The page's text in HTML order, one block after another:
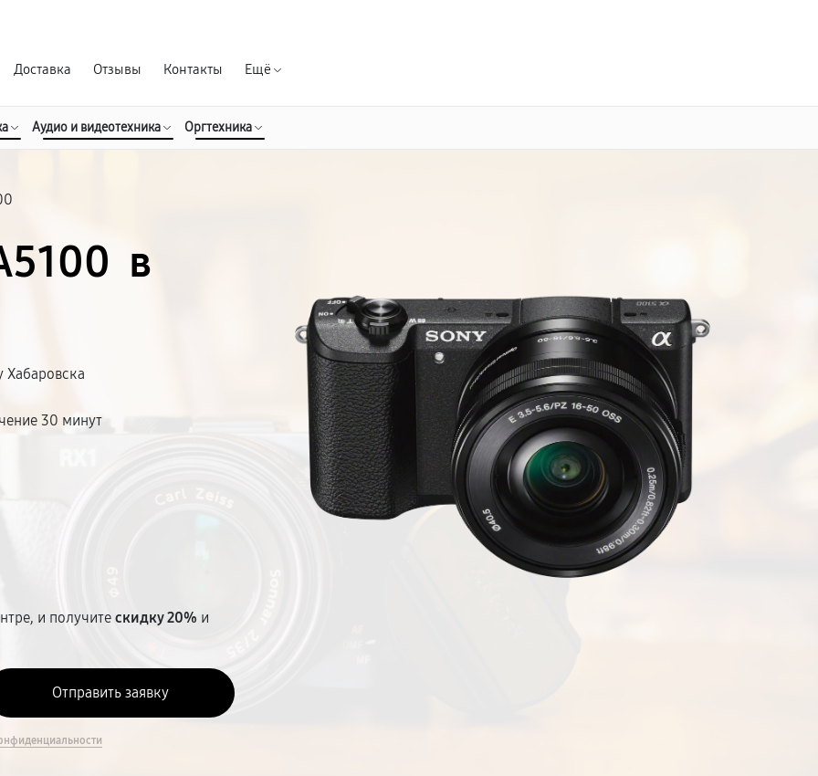
Доставка Отзывы Контакты Ещё
Аудио и видеотехника Оргтехника
в
Хабаровска
30 минут
и получитескидку 20% и